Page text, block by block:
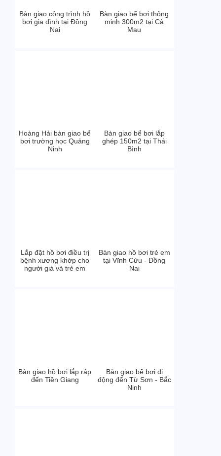
Bàn giao công trình hồ
bơi gia đình tại Đồng
Nai
Bàn giao bể bơi thông
minh 300m2 tại Cà
Mau
Hoàng Hải bàn giao bể
bơi trường học Quảng
Ninh
Bàn giao bể bơi lắp
ghép 150m2 tại Thái
Bình
Lắp đặt hồ bơi điều trị
bệnh xương khớp cho
người già và trẻ em
Bàn giao hồ bơi trẻ em
tại Vĩnh Cửu - Đồng
Nai
Bàn giao hồ bơi lắp ráp
đến Tiền Giang
Bàn giao bể bơi di
động đến Từ Sơn - Bắc
Ninh